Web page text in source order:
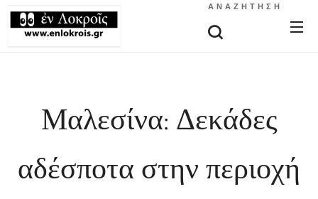
ΑΝΑΖΉΤΗΣΗ
Μαλεσίνα: Δεκάδες
αδέσποτα στην περιοχή